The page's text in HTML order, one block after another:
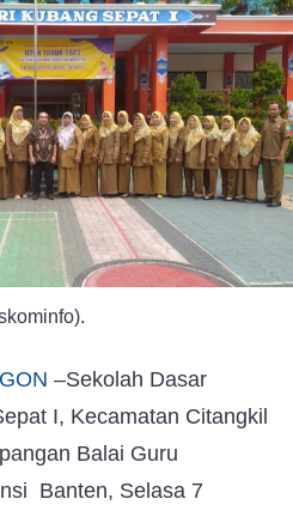
Kurikulum
Merdeka,
SDN
Kubang
Sepat
I
Dikunjungi
Provinsi
–Sekolah Dasar
I, Kecamatan Citangkil
Balai Guru
Banten, Selasa 7